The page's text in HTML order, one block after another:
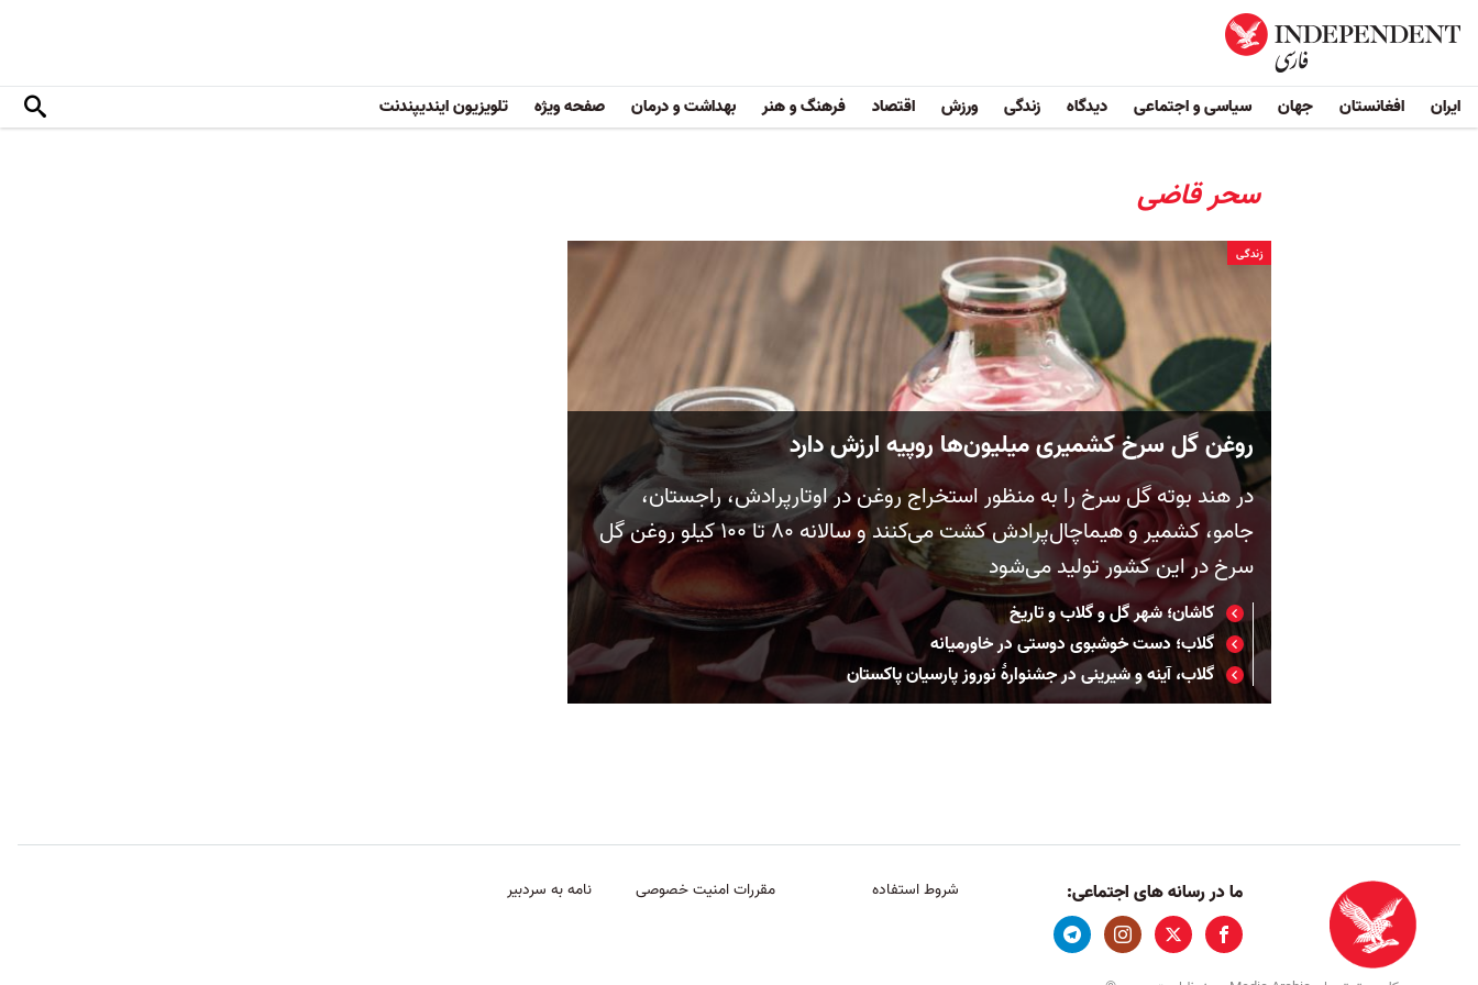
ایران افغانستان جهان سیاسی و اجتماعی دیدگاه زندگی ورزش اقتصاد فرهنگ و هنر بهداشت و درمان صفحه ویژه تلویزیون ایندیپندنت
سحر قاضی
زندگی
روغن گل سرخ کشمیری میلیون‌ها روپیه ارزش دارد
در هند بوته گل سرخ را به منظور استخراج روغن در اوتارپرادش، راجستان،
جامو، کشمیر و هیماچال‌پرادش کشت می‌کنند و سالانه ۸۰ تا ۱۰۰ کیلو روغن گل
سرخ در این کشور تولید می‌شود
کاشان؛ شهر گل و گلاب و تاریخ
گلاب؛ دست خوشبوی دوستی در خاورمیانه
گلاب، آینه و شیرینی در جشنوارۀ نوروز پارسیان پاکستان
ما در رسانه های اجتماعی: شروط استفاده مقررات امنیت خصوصی نامه به سردبیر